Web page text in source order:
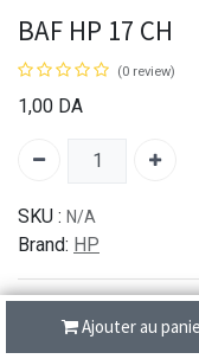
Ajouter au
BAF HP 17 CH
(0 review)
1,00 DA
SKU : N/A
Brand: HP
من 1 الى 3 ايام